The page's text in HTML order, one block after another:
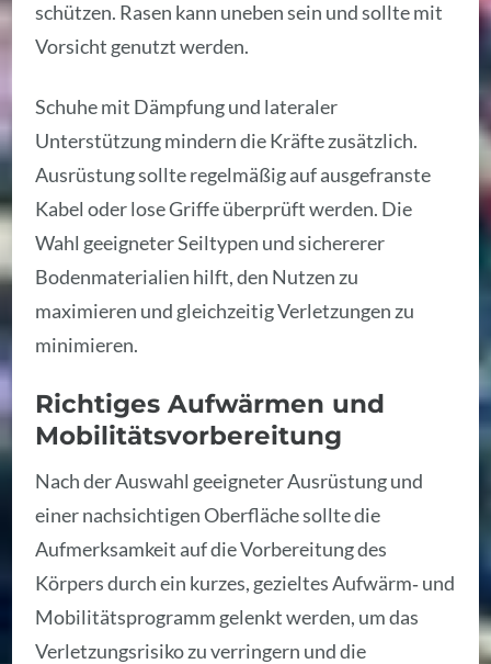
schützen. Rasen kann uneben sein und sollte mit
Vorsicht genutzt werden.
Schuhe mit Dämpfung und lateraler
Unterstützung mindern die Kräfte zusätzlich.
Ausrüstung sollte regelmäßig auf ausgefranste
Kabel oder lose Griffe überprüft werden. Die
Wahl geeigneter Seiltypen und sichererer
Bodenmaterialien hilft, den Nutzen zu
maximieren und gleichzeitig Verletzungen zu
minimieren.
Richtiges Aufwärmen und
Mobilitätsvorbereitung
Nach der Auswahl geeigneter Ausrüstung und
einer nachsichtigen Oberfläche sollte die
Aufmerksamkeit auf die Vorbereitung des
Körpers durch ein kurzes, gezieltes Aufwärm‑ und
Mobilitätsprogramm gelenkt werden, um das
Verletzungsrisiko zu verringern und die